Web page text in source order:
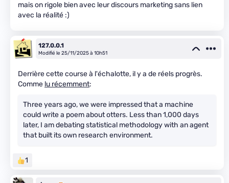
mais on rigole bien avec leur discours marketing sans lien
avec la réalité :)
127.0.0.1
Modifié le 25/11/2025 à 10h51
Derrière cette course à l'échalotte, il y a de réels progrès.
Comme lu récemment:
Three years ago, we were impressed that a machine
could write a poem about otters. Less than 1,000 days
later, I am debating statistical methodology with an agent
that built its own research environment.
1